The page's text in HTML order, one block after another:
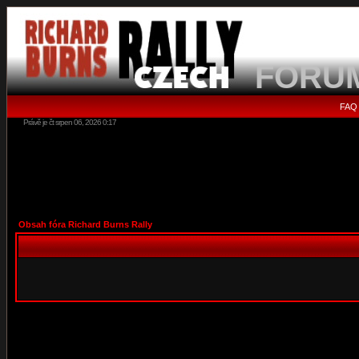
FAQ
Právě je čt srpen 06, 2026 0:17
Obsah fóra Richard Burns Rally